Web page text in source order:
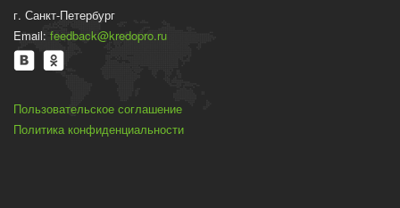
г. Санкт-Петербург
Email: feedback@kredopro.ru
Пользовательское соглашение
Политика конфиденциальности